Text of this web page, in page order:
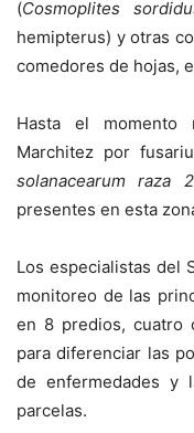
(Cosmoplites
hemipterus) y otras
comedores de hojas,
Hasta el
Marchitez por
solanacearum raza 2
presentes en esta
Los especialistas del
monitoreo de las
en 8 predios, cuatro
para diferenciar las
de enfermedades y
parcelas.